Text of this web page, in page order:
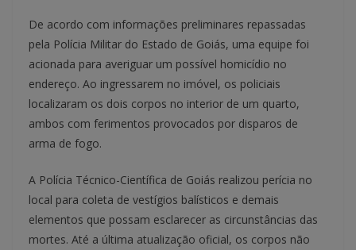
De acordo com informações preliminares repassadas
pela Polícia Militar do Estado de Goiás, uma equipe foi
acionada para averiguar um possível homicídio no
endereço. Ao ingressarem no imóvel, os policiais
localizaram os dois corpos no interior de um quarto,
ambos com ferimentos provocados por disparos de
arma de fogo.
A Polícia Técnico-Científica de Goiás realizou perícia no
local para coleta de vestígios balísticos e demais
elementos que possam esclarecer as circunstâncias das
mortes. Até a última atualização oficial, os corpos não